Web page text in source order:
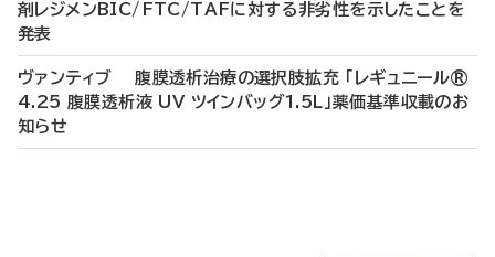
剤レジメンBIC/FTC/TAFに対する非劣性を示したことを
発表
ヴァンティブ 腹膜透析治療の選択肢拡充 「レギュニール®
4.25 腹膜透析液 UV ツインバッグ1.5L」薬価基準収載のお
知らせ